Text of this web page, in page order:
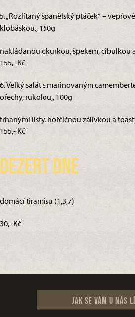
5. „Rozlítaný španělský ptáček“ –
klobáskou,, 150g
nakládanou okurkou, špekem, cibulkou
155,- Kč
6. Velký salát s marinovaným
ořechy, rukolou,, 100g
trhanými listy, hořčičnou zálivkou a
155,- Kč
Dezert dne
domácí tiramisu (1,3,7)
30,- Kč
Jak se vám u nás